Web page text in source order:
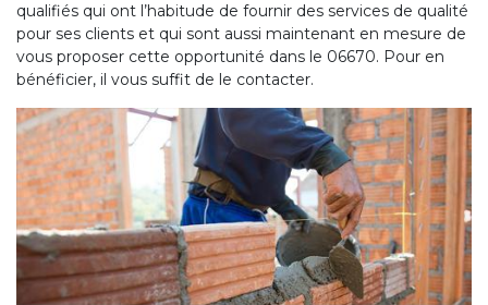
qualifiés qui ont l’habitude de fournir des services de qualité
pour ses clients et qui sont aussi maintenant en mesure de
vous proposer cette opportunité dans le 06670. Pour en
bénéficier, il vous suffit de le contacter.